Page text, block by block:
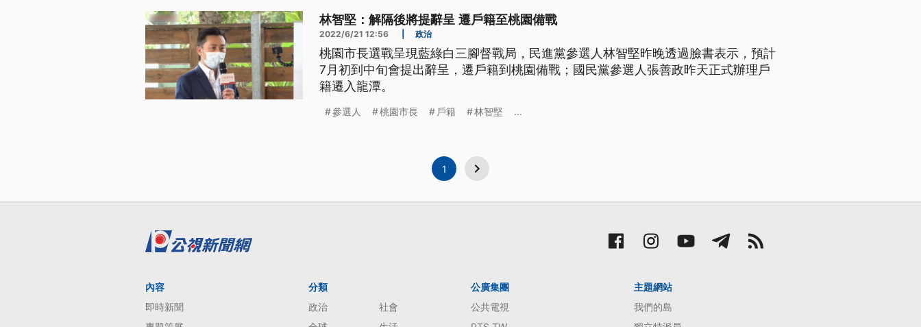
林智堅：解隔後將提辭呈 遷戶籍至桃園備戰
2022/6/21 12:56 政治
桃園市長選戰呈現藍綠白三腳督戰局，民進黨參選人林智堅昨晚透過臉書表示，預計
7月初到中旬會提出辭呈，遷戶籍到桃園備戰；國民黨參選人張善政昨天正式辦理戶
籍遷入龍潭。
參選人 桃園市長 戶籍 林智堅 ...
1
內容
即時新聞
分類
政治
社會
公廣集團
公共電視
主題網站
我們的島